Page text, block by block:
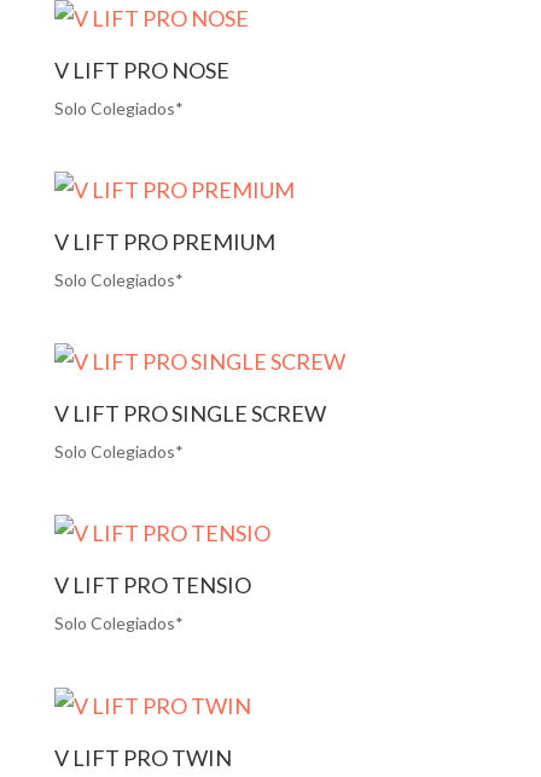
V LIFT PRO NOSE
Solo Colegiados*
V LIFT PRO PREMIUM
Solo Colegiados*
V LIFT PRO SINGLE SCREW
Solo Colegiados*
V LIFT PRO TENSIO
Solo Colegiados*
V LIFT PRO TWIN